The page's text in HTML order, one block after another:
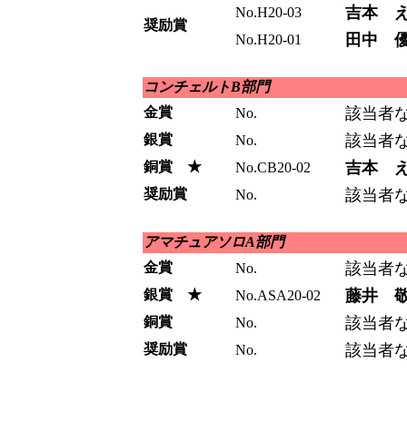
奨励賞
No.H20-03 吉本
No.H20-01 田中
コンチェルトB部門
金賞
No. 該当者
銀賞 No. 該当者
銅賞 ★ No.CB20-02 吉本
奨励賞 No. 該当者
アマチュアソロA部門
金賞
No. 該当者
銀賞 ★ No.ASA20-02 藤井
銅賞 No. 該当者
奨励賞 No. 該当者